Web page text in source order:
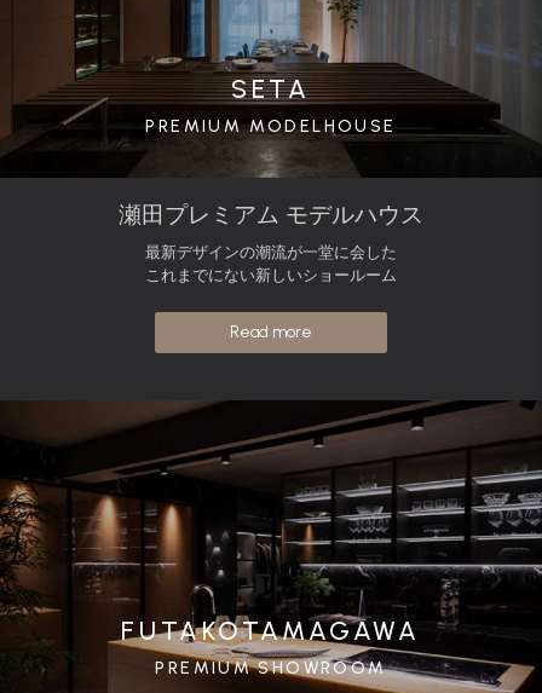
SETA
PREMIUM MODELHOUSE
瀬田プレミアム モデルハウス
最新デザインの潮流が一堂に会した
これまでにない新しいショールーム
Read more
FUTAKOTAMAGAWA
PREMIUM SHOWROOM